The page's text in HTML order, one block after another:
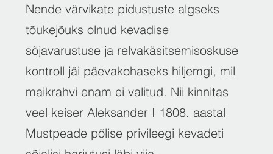
Nende värvikate pidustuste algseks
tõukejõuks olnud kevadise
sõjavarustuse ja relvakäsitsemisoskuse
kontroll jäi päevakohaseks hiljemgi, mil
maikrahvi enam ei valitud. Nii kinnitas
veel keiser Aleksander I 1808. aastal
Mustpeade põlise privileegi kevadeti